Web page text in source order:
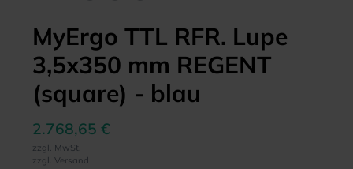
MyErgo TTL RFR. Lupe
3,5x350 mm REGENT
(square) - blau
2.768,65 €
zzgl. MwSt.
zzgl. Versand